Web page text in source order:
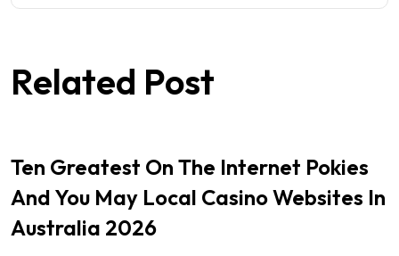
Related Post
Ten Greatest On The Internet Pokies
And You May Local Casino Websites In
Australia 2026